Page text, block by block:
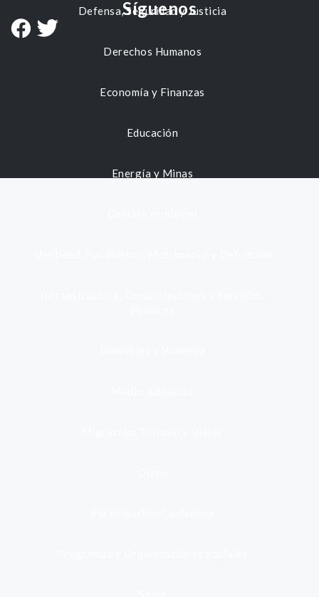
Defensa, Seguridad y Justicia
Derechos Humanos
Economía y Finanzas
Educación
Energía y Minas
Síguenos